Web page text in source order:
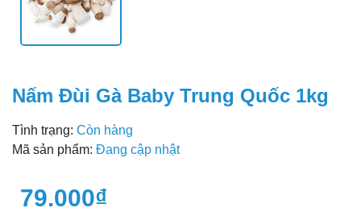
Nấm Đùi Gà Baby Trung Quốc 1kg
Tình trạng: Còn hàng
Mã sản phẩm: Đang cập nhật
79.000₫